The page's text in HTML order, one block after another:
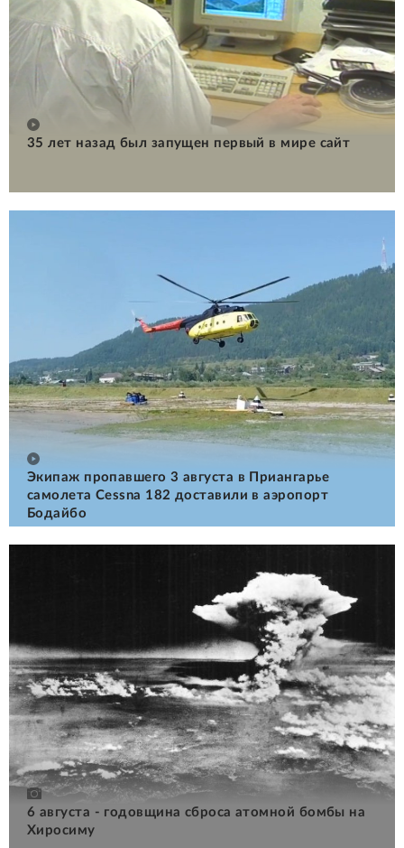
35 лет назад был запущен первый в мире сайт
Экипаж пропавшего 3 августа в Приангарье
самолета Cessna 182 доставили в аэропорт
Бодайбо
6 августа - годовщина сброса атомной бомбы на
Хиросиму